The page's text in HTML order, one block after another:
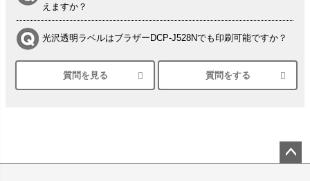
えますか？
光沢透明ラベルはブラザーDCP-J528Nでも印刷可能ですか？
シルバーペーパーにEPSON EP-30VAで印刷するときの設定
は？
塩ビのロール紙で離型紙が透明の商品はありますか
質問を見る 質問をする